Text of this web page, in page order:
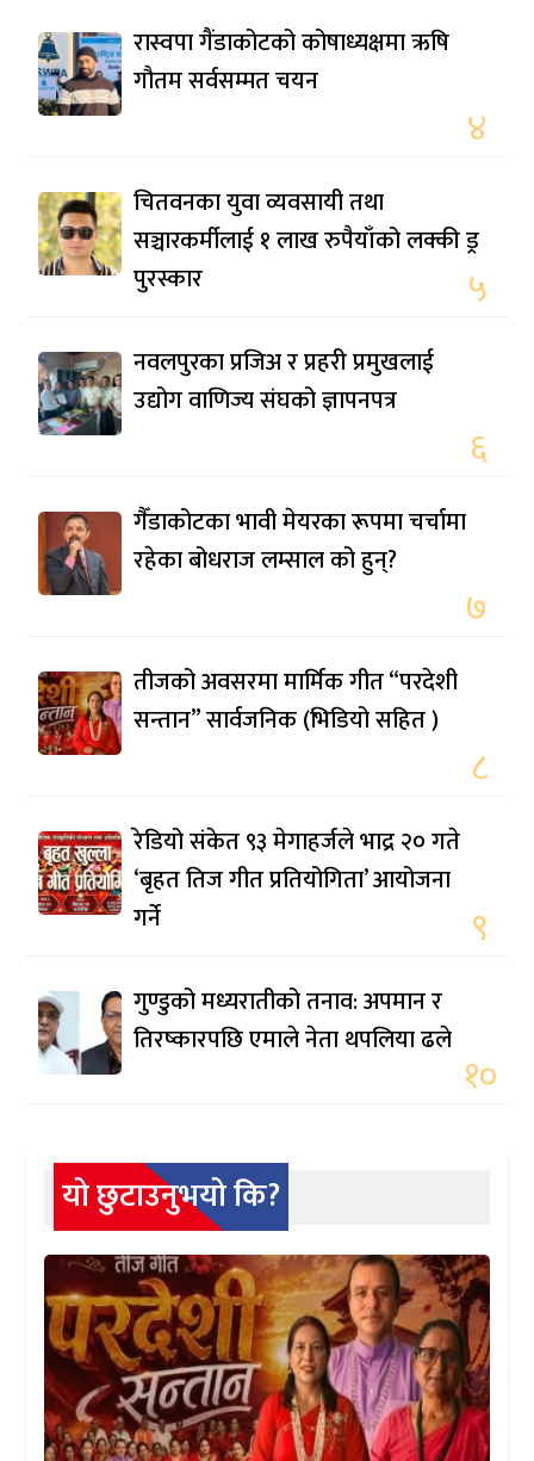
रास्वपा गैंडाकोटको कोषाध्यक्षमा ऋषि
गौतम सर्वसम्मत चयन
४
चितवनका युवा व्यवसायी तथा
सञ्चारकर्मीलाई १ लाख रुपैयाँको लक्की ड्र
पुरस्कार
५
नवलपुरका प्रजिअ र प्रहरी प्रमुखलाई
उद्योग वाणिज्य संघको ज्ञापनपत्र
६
गैँडाकोटका भावी मेयरका रूपमा चर्चामा
रहेका बोधराज लम्साल को हुन्?
७
तीजको अवसरमा मार्मिक गीत “परदेशी
सन्तान” सार्वजनिक (भिडियो सहित )
८
रेडियो संकेत ९३ मेगाहर्जले भाद्र २० गते
‘बृहत तिज गीत प्रतियोगिता’ आयोजना
गर्ने
९
गुण्डुको मध्यरातीको तनाव: अपमान र
तिरष्कारपछि एमाले नेता थपलिया ढले
१०
यो छुटाउनुभयो कि?